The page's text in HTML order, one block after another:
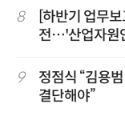
8
[하반기 업무
전…'산업자원
9
정점식 “김용
결단해야”